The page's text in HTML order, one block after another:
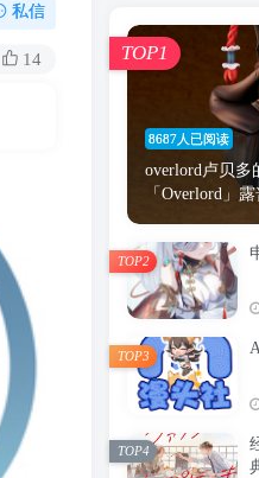
私信
14
8687人已阅读
overlord卢贝多
「Overlord」
TOP1
TOP2
TOP3
TOP4
时间 秘密
鬼
间谍过家家
进击的巨人
8687人已阅读
overlord卢贝多
「Overlord」露
TOP1